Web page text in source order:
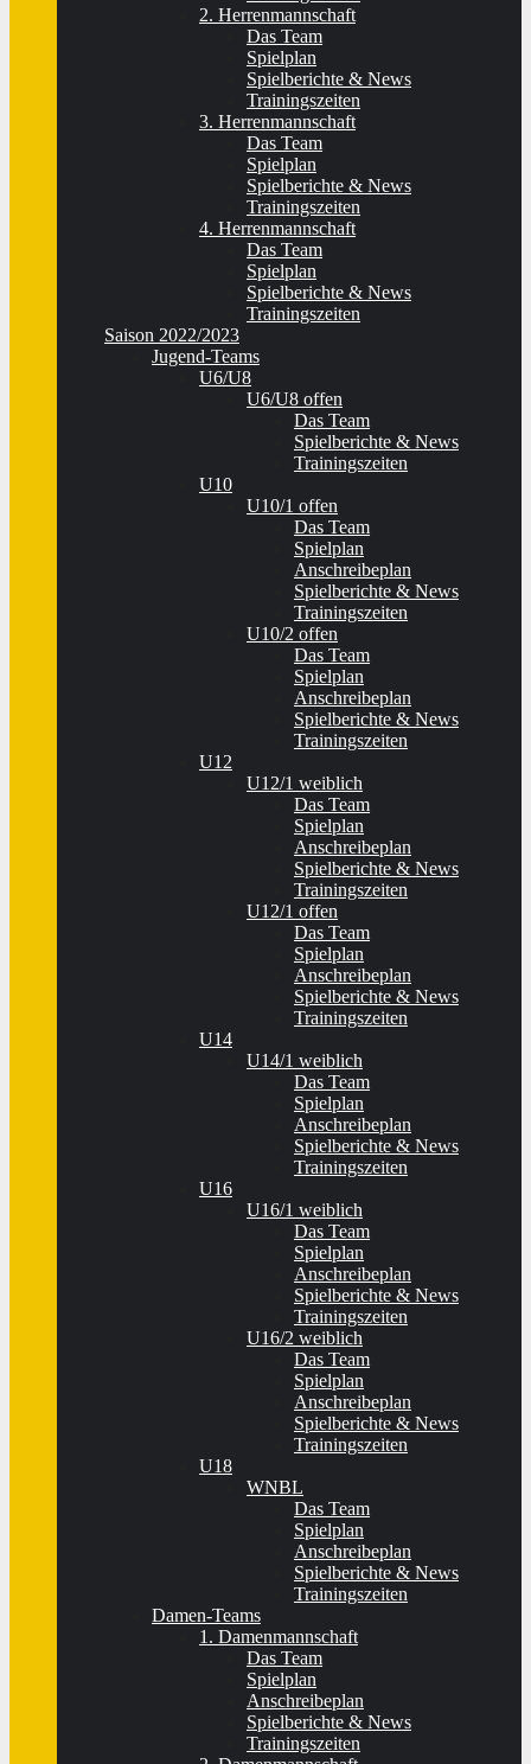
2. Herrenmannschaft
Das Team
Spielplan
Spielberichte & News
Trainingszeiten
3. Herrenmannschaft
Das Team
Spielplan
Spielberichte & News
Trainingszeiten
4. Herrenmannschaft
Das Team
Spielplan
Spielberichte & News
Trainingszeiten
Saison 2022/2023
Jugend-Teams
U6/U8
U6/U8 offen
Das Team
Spielberichte & News
Trainingszeiten
U10
U10/1 offen
Das Team
Spielplan
Anschreibeplan
Spielberichte & News
Trainingszeiten
U10/2 offen
Das Team
Spielplan
Anschreibeplan
Spielberichte & News
Trainingszeiten
U12
U12/1 weiblich
Das Team
Spielplan
Anschreibeplan
Spielberichte & News
Trainingszeiten
U12/1 offen
Das Team
Spielplan
Anschreibeplan
Spielberichte & News
Trainingszeiten
U14
U14/1 weiblich
Das Team
Spielplan
Anschreibeplan
Spielberichte & News
Trainingszeiten
U16
U16/1 weiblich
Das Team
Spielplan
Anschreibeplan
Spielberichte & News
Trainingszeiten
U16/2 weiblich
Das Team
Spielplan
Anschreibeplan
Spielberichte & News
Trainingszeiten
U18
WNBL
Das Team
Spielplan
Anschreibeplan
Spielberichte & News
Trainingszeiten
Damen-Teams
1. Damenmannschaft
Das Team
Spielplan
Anschreibeplan
Spielberichte & News
Trainingszeiten